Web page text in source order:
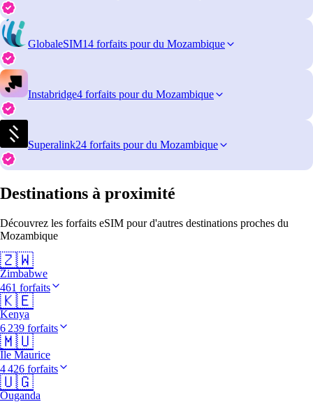
GlobaleSIM14 forfaits pour du Mozambique
Instabridge4 forfaits pour du Mozambique
Superalink24 forfaits pour du Mozambique
Destinations à proximité
Découvrez les forfaits eSIM pour d'autres destinations proches du
Mozambique
🇿🇼
Zimbabwe
461 forfaits
🇰🇪
Kenya
6 239 forfaits
🇲🇺
Île Maurice
4 426 forfaits
🇺🇬
Ouganda